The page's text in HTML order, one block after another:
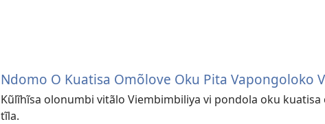
Ndomo O Kuatisa Omõlove Oku Pita Vapongoloko
Kũlĩhĩsa olonumbi vitãlo Viembimbiliya vi pondola oku
tĩla.